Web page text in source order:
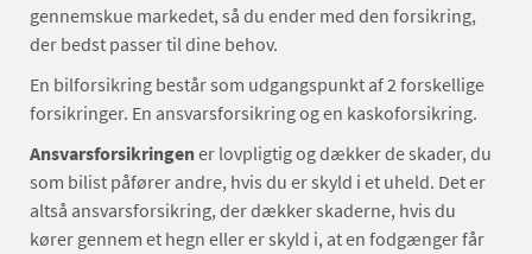
gennemskue markedet, så du ender med den forsikring,
der bedst passer til dine behov.
En bilforsikring består som udgangspunkt af 2 forskellige
forsikringer. En ansvarsforsikring og en kaskoforsikring.
Ansvarsforsikringener lovpligtig og dækker de skader, du
som bilist påfører andre, hvis du er skyld i et uheld. Det er
altså ansvarsforsikring, der dækker skaderne, hvis du
kører gennem et hegn eller er skyld i, at en fodgænger får